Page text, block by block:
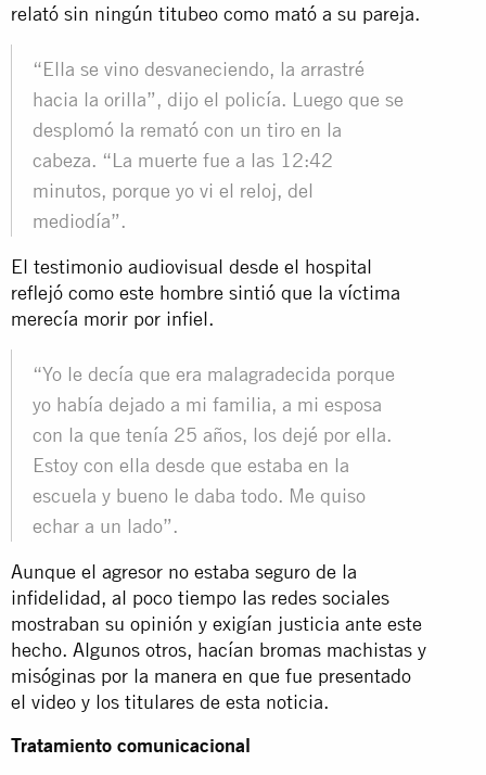
relató sin ningún titubeo como mató a su pareja.
“Ella se vino desvaneciendo, la arrastré
hacia la orilla”, dijo el policía. Luego que se
desplomó la remató con un tiro en la
cabeza. “La muerte fue a las 12:42
minutos, porque yo vi el reloj, del
mediodía”.
El testimonio audiovisual desde el hospital
reflejó como este hombre sintió que la víctima
merecía morir por infiel.
“Yo le decía que era malagradecida porque
yo había dejado a mi familia, a mi esposa
con la que tenía 25 años, los dejé por ella.
Estoy con ella desde que estaba en la
escuela y bueno le daba todo. Me quiso
echar a un lado”.
Aunque el agresor no estaba seguro de la
infidelidad, al poco tiempo las redes sociales
mostraban su opinión y exigían justicia ante este
hecho. Algunos otros, hacían bromas machistas y
misóginas por la manera en que fue presentado
el video y los titulares de esta noticia.
Tratamiento comunicacional